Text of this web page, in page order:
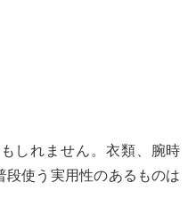
しれません。衣類、腕時
使う実用性のあるものは